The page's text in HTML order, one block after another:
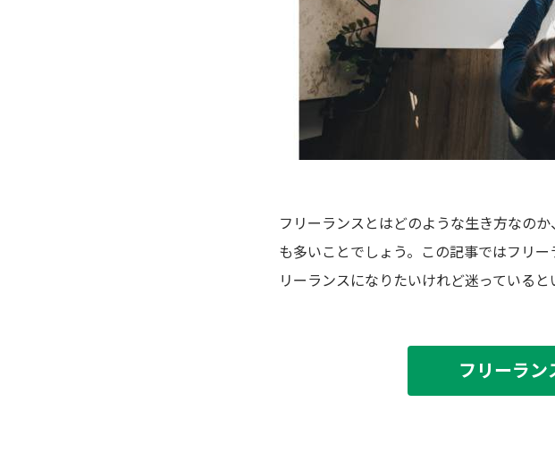
フリーランスとはどのような生き方なの
も多いことでしょう。この記事ではフリ
リーランスになりたいけれど迷っている
フリーラン